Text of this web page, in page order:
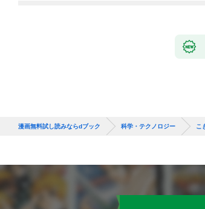
漫画無料試し読みならdブック 科学・テクノロジー こ